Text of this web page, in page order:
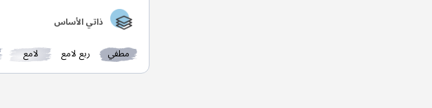
ذاتي الأساس
مطفي ربع لامع لامع